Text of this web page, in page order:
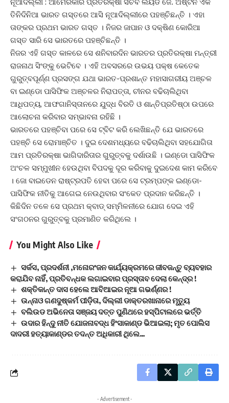
ତିନିଦିନିଆ ଭାରତ ଗସ୍ତରେ ଆସି ନୂଆଦିଲ୍ଲୀରେ ପହଞ୍ଚିଛନ୍ତି । ଏହା
ତାଙ୍କର ପ୍ରଥମ ଭାରତ ଗସ୍ତ । ନିଜର ଜାପାନ ଓ ଦକ୍ଷିଣ କୋରିଆ
ଗସ୍ତ ସାରି ସେ ଭାରତରେ ପହଞ୍ଚିଛନ୍ତି ।
ନିଜର ଏହି ଗସ୍ତ କାଳରେ ସେ ଶନିବାରଦିନ ଭାରତର ପ୍ରତିରକ୍ଷା ମନ୍ତ୍ରୀ
ରାଜନାଥ ସିଂଙ୍କୁ ଭେଟିବେ । ଏହି ଅବସରରେ ଉଭୟ ପକ୍ଷ କେତେକ
ଗୁରୁତ୍ବପୂର୍ଣ୍ଣ ପ୍ରସଙ୍ଗ ଯଥା ଭାରତ-ପ୍ରଶାନ୍ତ ମହାସାଗରୀୟ ଅଞ୍ଚଳ
ବା ଇଣ୍ଡୋ ପାସିଫିକ ଅଞ୍ଚଳର ନିରାପତ୍ତା, ଚୀନର ବଢିଚାଲିଥିବା
ଆଧିପତ୍ୟ, ଆଫଗାନିସ୍ତାନରେ ଯୁଦ୍ଧ ବିରତି ଓ ଶାନ୍ତିପ୍ରତିଷ୍ଠା ଉପରେ
ଆଲୋଚନା କରିବାର ସମ୍ଭାବନା ରହିଛି ।
ଭାରତରେ ପହଞ୍ଚିବା ପରେ ସେ ଟ୍ବିଟ କରି ଲେଖିଛନ୍ତି ଯେ ଭାରତରେ
ପହଞ୍ଚି ସେ ରୋମାଞ୍ଚିତ । ଦୁଇ ଦେଶମଧ୍ୟରେ ବଢିଚାଲିଥିବା ସହଯୋଗିତା
ଆମ ପ୍ରତିରକ୍ଷା ଭାଗିଦାରିତାର ଗୁରୁତ୍ବକୁ ଦର୍ଶାଉଛି । ଇଣ୍ଡୋ ପାସିଫିକ
ଅଂଚଳ ସମ୍ମୁଖୀନ ହେଉଥିବା ବିପଦକୁ ଦୂର କରିବାକୁ ଦୁଇଦେଶ କାମ କରିବେ
। ଜୋ ବାଇଡେନ ରାଷ୍ଟ୍ରପତି ହେବା ପରେ ସେ ଟ୍ରମ୍ପଙ୍କ ଇଣ୍ଡୋ-
ପାସିଫିକ ନୀତିକୁ ଆଗେଇ ନେଉଥିବାର ସଂକେତ ପ୍ରଦାନ କରିଛନ୍ତି ।
କିଛିଦିନ ତଳେ ସେ ପ୍ରଥମ କ୍ବାଡ୍ ସମ୍ମିଳନୀରେ ଯୋଗ ଦେଇ ଏହି
ସଂଗଠନର ଗୁରୁତ୍ବକୁ ପ୍ରମାଣିତ କରିଥିଲେ ।
You Might Also Like
ସର୍କସ, ପ୍ରଦର୍ଶନୀ ,ମନୋରଂଜନ କାର୍ଯ୍ୟକ୍ରମରେ ଜୀବଜନ୍ତୁ ବ୍ୟବହାର
କରାଯିବ ନାହିଁ, ପ୍ରତିବନ୍ଧକ ଲଗାଇବାର ପ୍ରସ୍ତାବ ଦେଲା କେନ୍ଦ୍ର !
ଶକ୍ତିକାନ୍ତ ଦାସ ହେଲେ ଆବିଆଇର ନୂଆ ଗଭର୍ଣ୍ଣର !
ଉନ୍ନାଓ ଗଣଦୁଷ୍କର୍ମ ପୀଡ଼ିତା, ଦିଲ୍ଲୀ ଡାକ୍ତରଖାନାରେ ମୃତ୍ୟୁ
ବଲିଉଡ ଅଭିନେତା ସଞ୍ଜୟ ଦତ୍ତ ପୁଣିଥରେ ହସ୍ପିଟାଲରେ ଭର୍ତ୍ତି
ଉଦାର ହିନ୍ଦୁ ନୀତି ଯୋଜନାବଦ୍ଧ ହିଂସାକାଣ୍ଡ ଭିଆଇଲା; ମୃତ ପୋଲିସ
ଦାଦରୀ ହତ୍ୟାକାଣ୍ଡର ତଦନ୍ତ ଅଧିକାରୀ ଥିଲେ…
- Advertisement -